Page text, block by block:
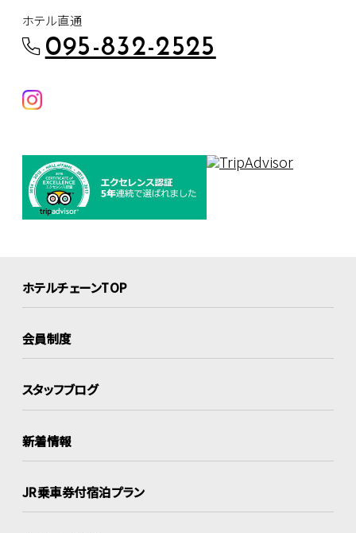
ホテル直通
095-832-2525
ホテルチェーンTOP
会員制度
スタッフブログ
新着情報
JR乗車券付宿泊プラン